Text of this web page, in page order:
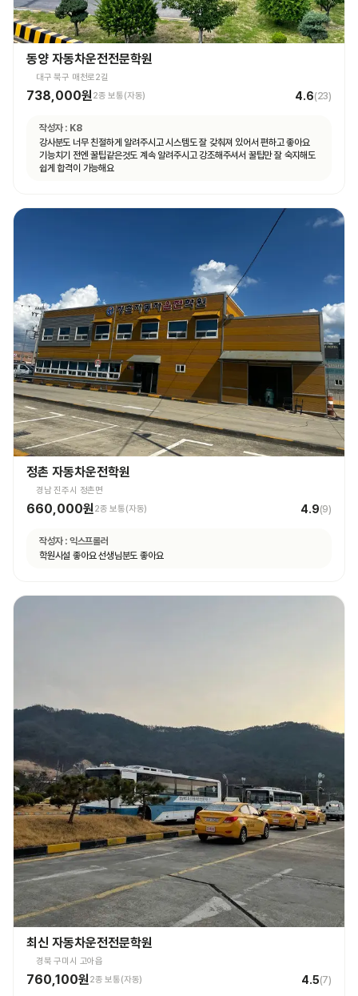
동양 자동차운전전문학원
대구 북구 매천로2길
738,000원 2종 보통(자동) 4.6(23)
작성자 : K8
강사분도 너무 친절하게 알려주시고 시스템도 잘 갖춰져 있어서 편하고 좋아요
기능치기 전엔 꿀팁같은것도 계속 알려주시고 강조해주셔서 꿀팁만 잘 숙지해도
쉽게 합격이 가능해요
정촌 자동차운전학원
경남 진주시 정촌면
660,000원2종 보통(자동) 4.9(9)
작성자 : 익스프롤러
학원시설 좋아요 선생님분도 좋아요
최신 자동차운전전문학원
경북 구미시 고아읍
760,100원2종 보통(자동) 4.5(7)